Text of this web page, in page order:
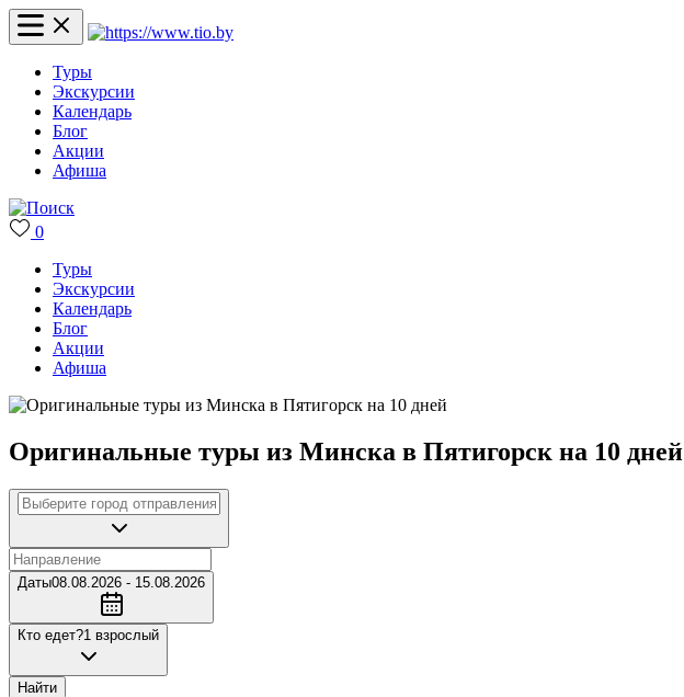
Туры
Экскурсии
Календарь
Блог
Акции
Афиша
0
Туры
Экскурсии
Календарь
Блог
Акции
Афиша
Оригинальные туры из Минска в Пятигорск на 10 дней
Даты08.08.2026 - 15.08.2026
Кто едет?1 взрослый
Найти